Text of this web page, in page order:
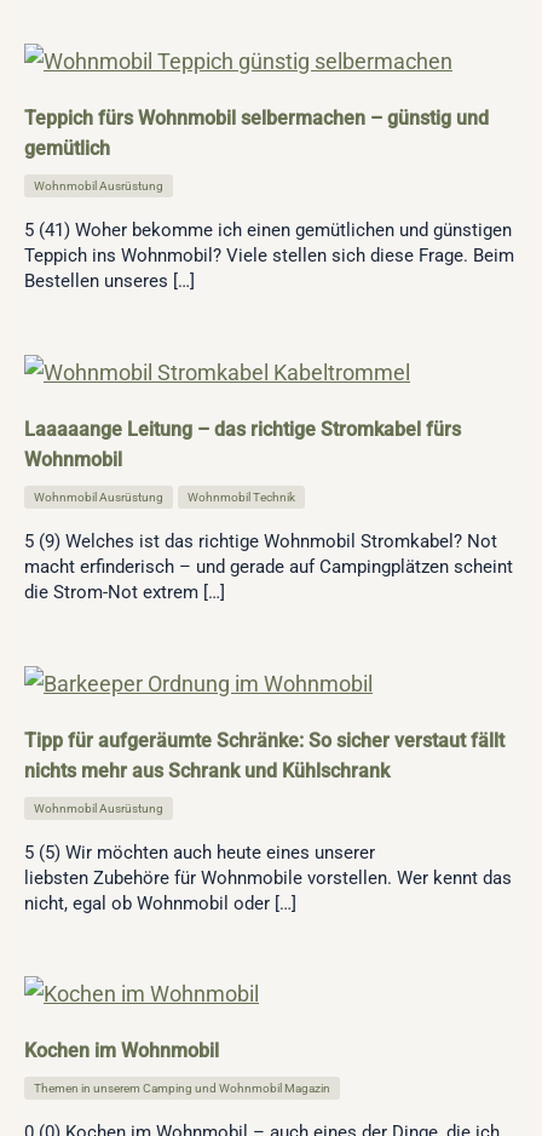
Teppich fürs Wohnmobil selbermachen – günstig und
gemütlich
Wohnmobil Ausrüstung
5 (41) Woher bekomme ich einen gemütlichen und günstigen
Teppich ins Wohnmobil? Viele stellen sich diese Frage. Beim
Bestellen unseres […]
Laaaaange Leitung – das richtige Stromkabel fürs
Wohnmobil
Wohnmobil Ausrüstung Wohnmobil Technik
5 (9) Welches ist das richtige Wohnmobil Stromkabel? Not
macht erfinderisch – und gerade auf Campingplätzen scheint
die Strom-Not extrem […]
Tipp für aufgeräumte Schränke: So sicher verstaut fällt
nichts mehr aus Schrank und Kühlschrank
Wohnmobil Ausrüstung
5 (5) Wir möchten auch heute eines unserer
liebsten Zubehöre für Wohnmobile vorstellen. Wer kennt das
nicht, egal ob Wohnmobil oder […]
Kochen im Wohnmobil
Themen in unserem Camping und Wohnmobil Magazin